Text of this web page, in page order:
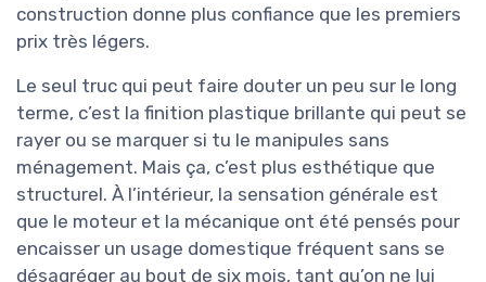
construction donne plus confiance que les premiers
prix très légers.
Le seul truc qui peut faire douter un peu sur le long
terme, c’est la finition plastique brillante qui peut se
rayer ou se marquer si tu le manipules sans
ménagement. Mais ça, c’est plus esthétique que
structurel. À l’intérieur, la sensation générale est
que le moteur et la mécanique ont été pensés pour
encaisser un usage domestique fréquent sans se
désagréger au bout de six mois, tant qu’on ne lui